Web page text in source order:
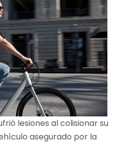
lesiones al colisionar su
asegurado por la